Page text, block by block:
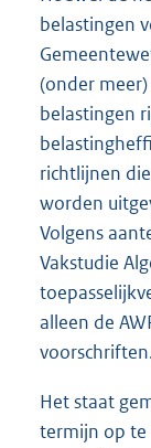
belastingen
(onder
belastingen
richtlijnen
worden
Volgens
Vakstudie
alleen de
Het staat
termijn op te